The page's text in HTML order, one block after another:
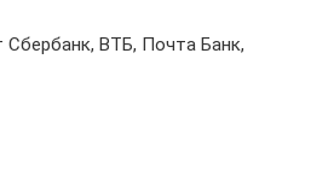
ВТБ, Почта Банк,